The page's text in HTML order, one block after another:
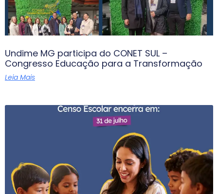
Undime MG participa do CONET SUL –
Congresso Educação para a Transformação
Leia Mais